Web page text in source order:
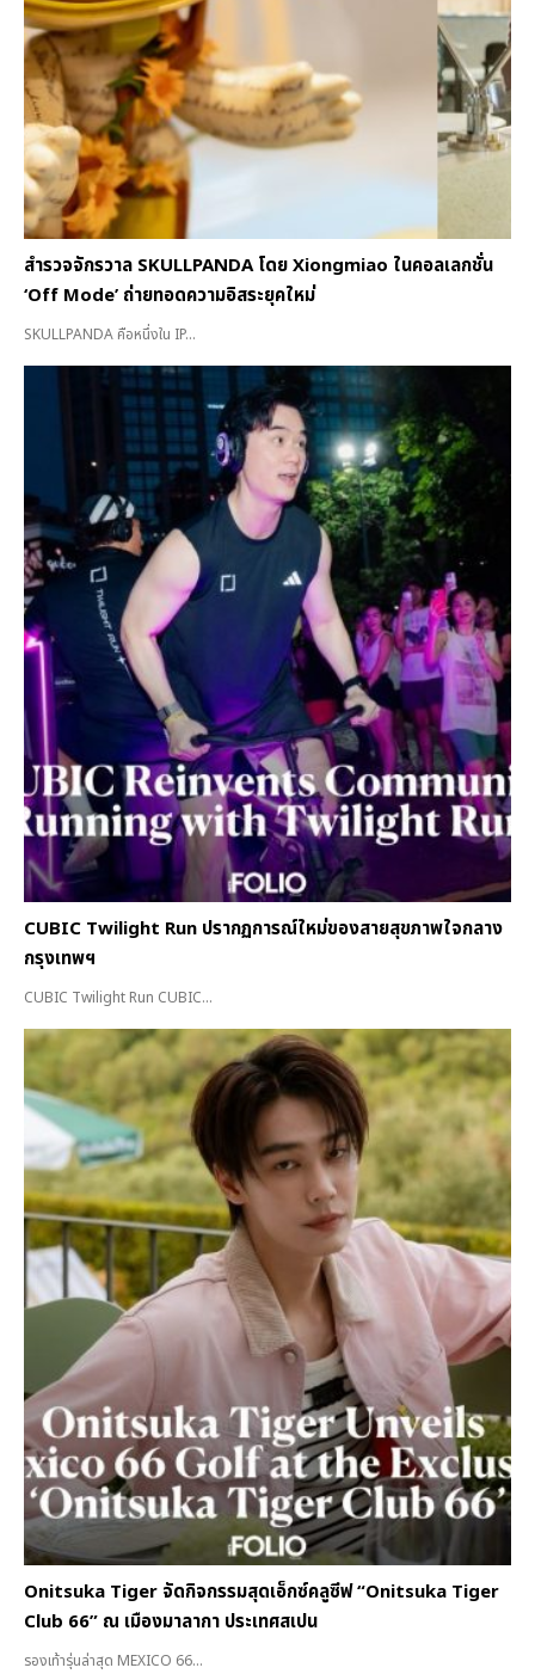
สำรวจจักรวาล SKULLPANDA โดย Xiongmiao ในคอลเลกชั่น
‘Off Mode’ ถ่ายทอดความอิสระยุคใหม่
SKULLPANDA คือหนึ่งใน IP...
CUBIC Twilight Run ปรากฏการณ์ใหม่ของสายสุขภาพใจกลาง
กรุงเทพฯ
CUBIC Twilight Run CUBIC...
Onitsuka Tiger จัดกิจกรรมสุดเอ็กซ์คลูซีฟ “Onitsuka Tiger
Club 66” ณ เมืองมาลากา ประเทศสเปน
รองเท้ารุ่นล่าสุด MEXICO 66...